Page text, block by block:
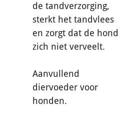
de tandverzorging,
sterkt het tandvlees
en zorgt dat de hond
zich niet verveelt.
Aanvullend
diervoeder voor
honden.